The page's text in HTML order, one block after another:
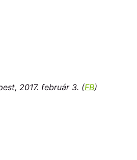
2017. február 3. (FB)